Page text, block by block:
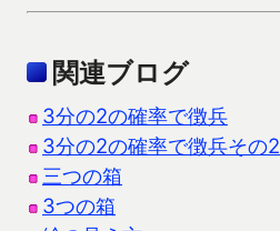
関連ブログ
3分の2の確率で徴兵
3分の2の確率で徴兵その2
三つの箱
3つの箱